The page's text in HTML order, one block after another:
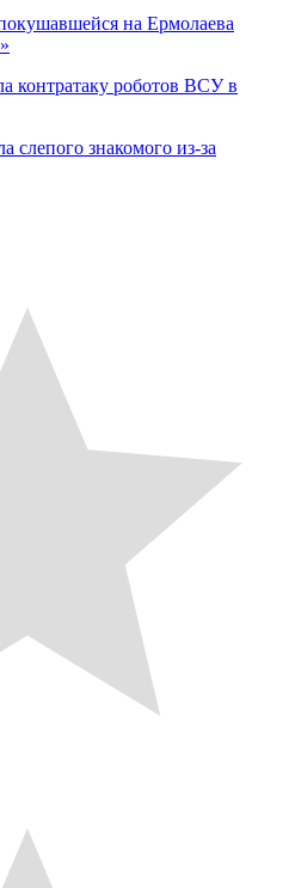
на Ермолаева
контратаку роботов ВСУ в
знакомого из-за